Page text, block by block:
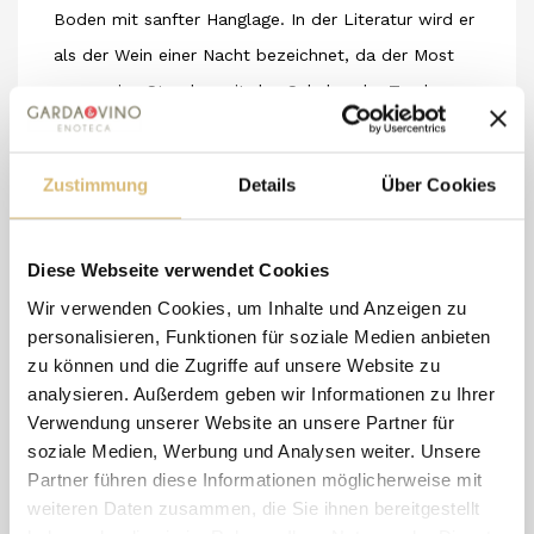
Zustimmung Details Über Cookies
Diese Webseite verwendet Cookies
Wir verwenden Cookies, um Inhalte und Anzeigen zu
personalisieren, Funktionen für soziale Medien anbieten
zu können und die Zugriffe auf unsere Website zu
analysieren. Außerdem geben wir Informationen zu Ihrer
Verwendung unserer Website an unsere Partner für
soziale Medien, Werbung und Analysen weiter. Unsere
Partner führen diese Informationen möglicherweise mit
weiteren Daten zusammen, die Sie ihnen bereitgestellt
Boden mit sanfter Hanglage. In der Literatur wird er
als der Wein einer Nacht bezeichnet, da der Most
nur wenige Stunden mit den Schalen der Trauben
fermentiert.
Zitrusnoten.
Note und Nuancen von bitterer Mandel.
GASTRONOMIE: Passt gut zu Pizza und Vorspeisen,
Wurstwaren, Suppen, Risottos, weißem Fleisch,
Fisch und ist unvergleichlich zu Krustentieren.
Jung in den ersten Jahren trinken. Bei 12° C
servieren.